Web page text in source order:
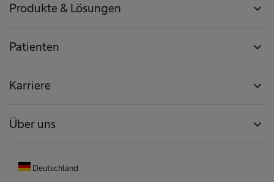
Produkte & Lösungen expand_more
Patienten expand_more
Karriere expand_more
Über uns expand_more
Deutschland